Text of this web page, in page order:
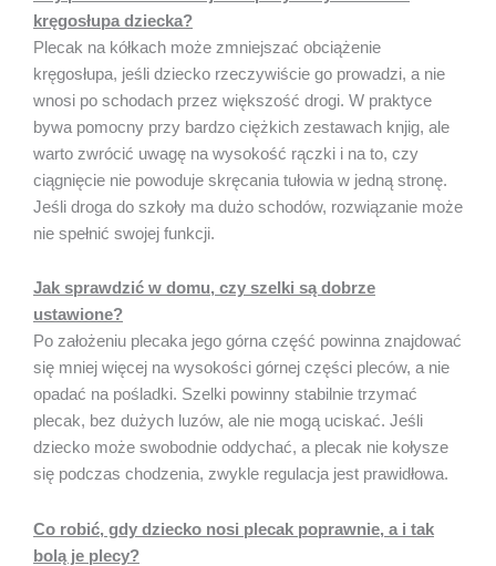
kręgosłupa dziecka?
Plecak na kółkach może zmniejszać obciążenie
kręgosłupa, jeśli dziecko rzeczywiście go prowadzi, a nie
wnosi po schodach przez większość drogi. W praktyce
bywa pomocny przy bardzo ciężkich zestawach knjig, ale
warto zwrócić uwagę na wysokość rączki i na to, czy
ciągnięcie nie powoduje skręcania tułowia w jedną stronę.
Jeśli droga do szkoły ma dużo schodów, rozwiązanie może
nie spełnić swojej funkcji.
Jak sprawdzić w domu, czy szelki są dobrze
ustawione?
Po założeniu plecaka jego górna część powinna znajdować
się mniej więcej na wysokości górnej części pleców, a nie
opadać na pośladki. Szelki powinny stabilnie trzymać
plecak, bez dużych luzów, ale nie mogą uciskać. Jeśli
dziecko może swobodnie oddychać, a plecak nie kołysze
się podczas chodzenia, zwykle regulacja jest prawidłowa.
Co robić, gdy dziecko nosi plecak poprawnie, a i tak
bolą je plecy?